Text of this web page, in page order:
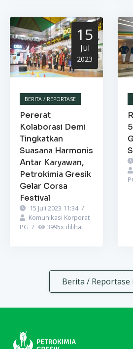
15
Jul
2023
BERITA / REPORTASE
Pererat
Kolaborasi Demi
Tingkatkan
Suasana Harmonis
Antar Karyawan,
Petrokimia Gresik
Gelar Corsa
Festival
15 Juli 2023 11:34 /
Komunikasi Korporat
PG / 3995x dilihat
Berita / Reportase